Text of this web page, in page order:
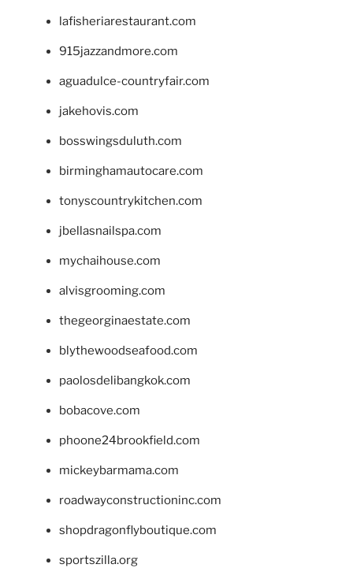
lafisheriarestaurant.com
915jazzandmore.com
aguadulce-countryfair.com
jakehovis.com
bosswingsduluth.com
birminghamautocare.com
tonyscountrykitchen.com
jbellasnailspa.com
mychaihouse.com
alvisgrooming.com
thegeorginaestate.com
blythewoodseafood.com
paolosdelibangkok.com
bobacove.com
phoone24brookfield.com
mickeybarmama.com
roadwayconstructioninc.com
shopdragonflyboutique.com
sportszilla.org